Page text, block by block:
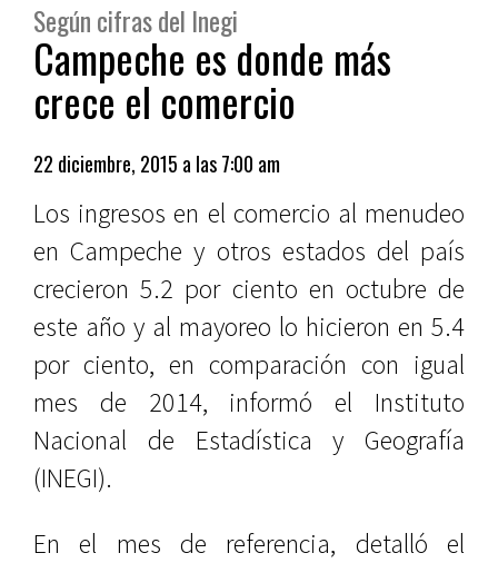
Según cifras del Inegi
Campeche es donde más
crece el comercio
22 diciembre, 2015 a las 7:00 am
Los ingresos en el comercio al menudeo
en Campeche y otros estados del país
crecieron 5.2 por ciento en octubre de
este año y al mayoreo lo hicieron en 5.4
por ciento, en comparación con igual
mes de 2014, informó el Instituto
Nacional de Estadística y Geografía
(INEGI).
En el mes de referencia, detalló el